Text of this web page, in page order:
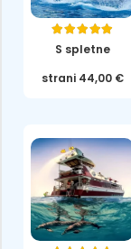
Ocenjeno
S spletne
strani 44,00 €